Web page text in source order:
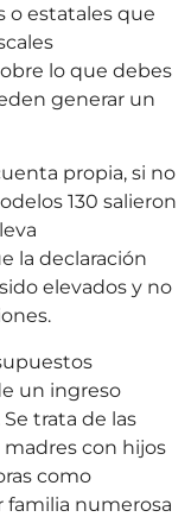
o estatales que
lo que debes
generar un
propia, si no
130 salieron
la declaración
elevados y no
un ingreso
trata de las
con hijos
como
familia numerosa